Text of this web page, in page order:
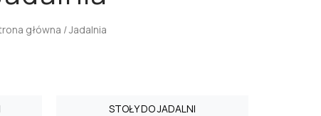
główna / Jadalnia
STOŁY DO JADALNI